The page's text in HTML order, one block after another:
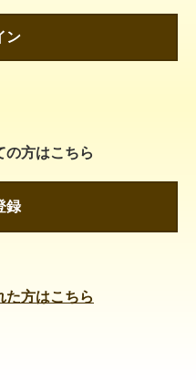
ン
の方はこちら
録
た方はこちら